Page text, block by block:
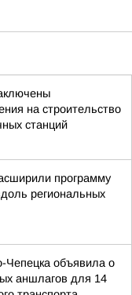
на строительство
станций
программу
региональных
Чепецка объявила о
аншлагов для 14